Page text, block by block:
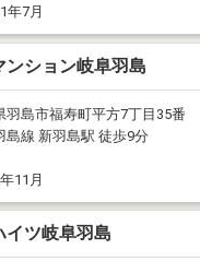
年7月
ンション岐阜羽島
羽島市福寿町平方7丁目35番
島線 新羽島駅 徒歩9分
11月
イツ岐阜羽島